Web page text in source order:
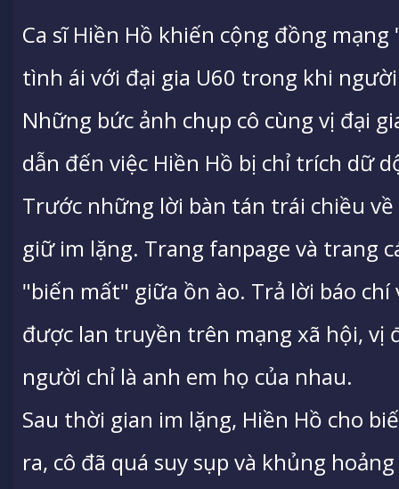
Ca sĩ Hiền Hồ khiến cộng đồng
tình ái với đại gia U60 trong khi
Những bức ảnh chụp cô cùng vị đại
dẫn đến việc Hiền Hồ bị chỉ trích dữ
Trước những lời bàn tán trái chiều
giữ im lặng. Trang fanpage và trang
"biến mất" giữa ồn ào. Trả lời báo
được lan truyền trên mạng xã hội, vị
người chỉ là anh em họ của nhau.
Sau thời gian im lặng, Hiền Hồ cho
ra, cô đã quá suy sụp và khủng